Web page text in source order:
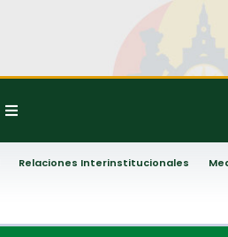
Relaciones Interinstitucionales